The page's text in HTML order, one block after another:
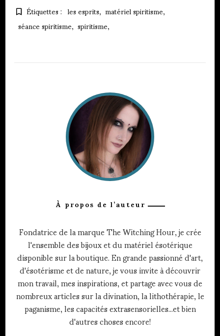
Étiquettes : les esprits matériel spiritisme
séance spiritisme spiritisme
À propos de l’auteur
Fondatrice de la marque The Witching Hour, je crée
l'ensemble des bijoux et du matériel ésotérique
disponible sur la boutique. En grande passionné d'art,
d'ésotérisme et de nature, je vous invite à découvrir
mon travail, mes inspirations, et partage avec vous de
nombreux articles sur la divination, la lithothérapie, le
paganisme, les capacités extrasensorielles...et bien
d'autres choses encore!